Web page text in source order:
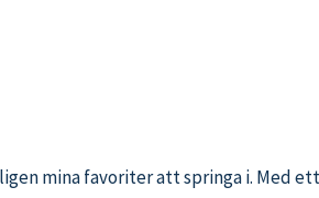
mina favoriter att springa i.